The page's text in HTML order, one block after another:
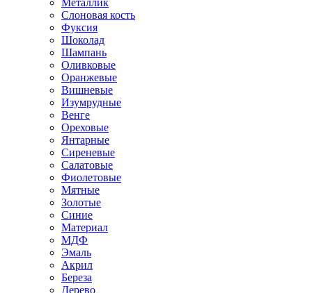
Металлик
Слоновая кость
Фуксия
Шоколад
Шампань
Оливковые
Оранжевые
Вишневые
Изумрудные
Венге
Ореховые
Янтарные
Сиреневые
Салатовые
Фиолетовые
Мятные
Золотые
Синие
Материал
МДФ
Эмаль
Акрил
Береза
Дерево